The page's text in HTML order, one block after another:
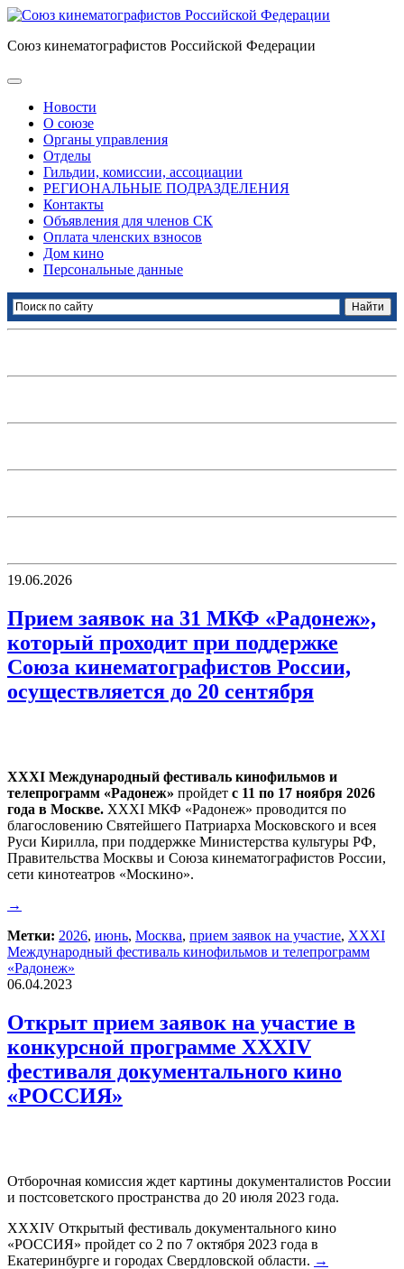
Союз кинематографистов Российской Федерации
Новости
О союзе
Органы управления
Отделы
Гильдии, комиссии, ассоциации
РЕГИОНАЛЬНЫЕ ПОДРАЗДЕЛЕНИЯ
Контакты
Объявления для членов СК
Оплата членских взносов
Дом кино
Персональные данные
19.06.2026
Прием заявок на 31 МКФ «Радонеж»,
который проходит при поддержке
Союза кинематографистов России,
осуществляется до 20 сентября
ХХХI Международный фестиваль кинофильмов и
телепрограмм «Радонеж» пройдет с 11 по 17 ноября 2026
года в Москве. ХХХI МКФ «Радонеж» проводится по
благословению Святейшего Патриарха Московского и всея
Руси Кирилла, при поддержке Министерства культуры РФ,
Правительства Москвы и Союза кинематографистов России,
сети кинотеатров «Москино».
→
Метки: 2026, июнь, Москва, прием заявок на участие, ХХХI
Международный фестиваль кинофильмов и телепрограмм
«Радонеж»
06.04.2023
Открыт прием заявок на участие в
конкурсной программе XXXIV
фестиваля документального кино
«РОССИЯ»
Отборочная комиссия ждет картины документалистов России
и постсоветского пространства до 20 июля 2023 года.
XXXIV Открытый фестиваль документального кино
«РОССИЯ» пройдет со 2 по 7 октября 2023 года в
Екатеринбурге и городах Свердловской области. →